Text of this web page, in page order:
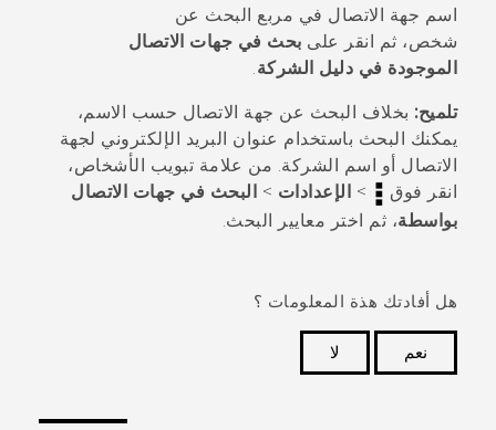
اسم جهة الاتصال في مربع البحث عن
شخص، ثم انقر على بحث في جهات الاتصال
الموجودة في دليل الشركة.
تلميح: بخلاف البحث عن جهة الاتصال حسب الاسم،
يمكنك البحث باستخدام عنوان البريد الإلكتروني لجهة
الاتصال أو اسم الشركة. من علامة تبويب
الأشخاص،
انقر فوق
> الإعدادات >
البحث في جهات الاتصال
بواسطة، ثم اختر معايير البحث.
هل أفادتك هذة المعلومات ؟
نعم
لا